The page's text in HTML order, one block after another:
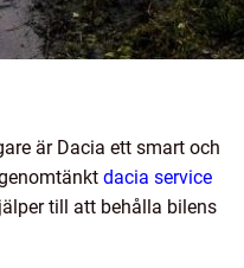
är Dacia ett smart och
dacia service
till att behålla bilens